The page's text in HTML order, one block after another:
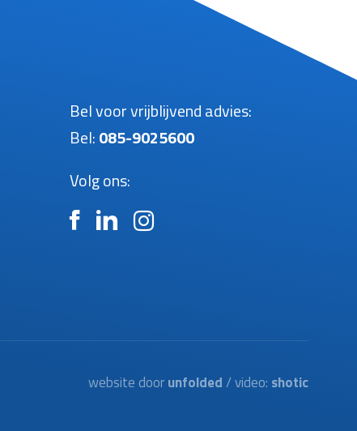
Bel voor vrijblijvend advies:
Bel:085-9025600
Volg ons:
website doorunfolded/ video: shotic